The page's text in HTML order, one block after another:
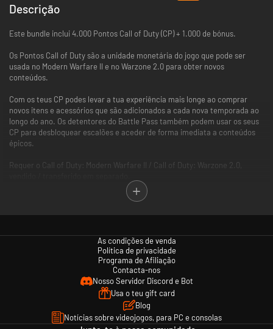
Descrição
Este bundle inclui 4.000 Pontos Call of Duty (CP) + 1.000 de bónus.
Os Pontos Call of Duty são a unidade monetária do jogo que pode ser
usada no Modern Warfare II e no Warzone 2.0 para obter novos
conteúdos.
Com os teus CP podes levar a tua experiência mais longe ao comprar
novos itens e acessórios que são adicionados a cada nova temporada ao
longo do ano. Os detentores do Battle Pass também podem usar os seus
CP para desbloquear escalões e aceder de forma imediata a conteúdos
épicos.
Requer o Call of Duty: Modern Warfare II / Call of Duty: Warzone 2.0,
Os CP comprados também podem ser usados para obter conteúdos no
*A utilização de CP não está disponível em todos os jogos Call of Duty, é
dependente da funcionalidade e está sujeita a alterações. Os CP estarão
acessíveis assim que a funcionalidade dos CP for ativada e os CP forem
disponibilizados. É necessário iniciar o Call of Duty: Modern Warfare II ou
o Call of Duty: Warzone 2.0 e registar os CP no jogo antes que estes CP
possam surgir noutros jogos Call of Duty.
Mais informações em www.callofduty.com.
As condições de venda
Política de privacidade
Programa de Afiliação
Contacta-nos
Nosso Servidor Discord e Bot
Usa o teu gift card
Blog
Notícias sobre videojogos, para PC e consolas